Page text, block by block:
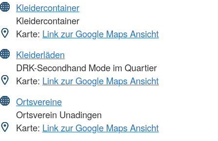
Kleidercontainer
Kleidercontainer
Karte: Link zur Google Maps Ansicht
Kleiderläden
DRK-Secondhand Mode im Quartier
Karte: Link zur Google Maps Ansicht
Ortsvereine
Ortsverein Unadingen
Karte: Link zur Google Maps Ansicht